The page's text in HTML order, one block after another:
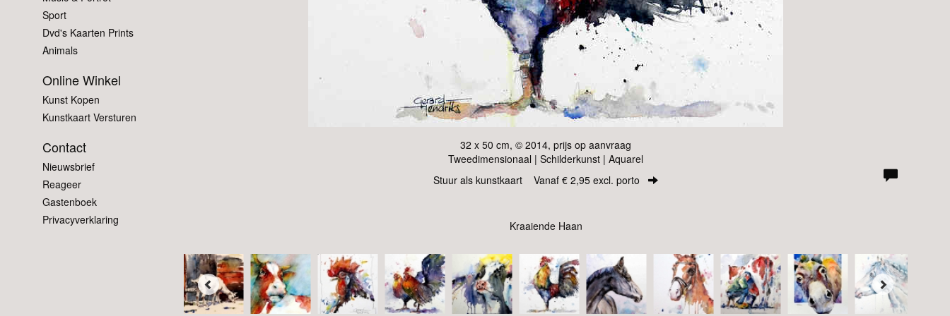
32 x 50 cm, © 2014, prijs op aanvraag
Tweedimensionaal | Schilderkunst | Aquarel
Stuur als kunstkaart Vanaf € 2,95 excl. porto
Kraaiende Haan
Sport
Dvd's Kaarten Prints
Animals
Online Winkel
Kunst Kopen
Kunstkaart Versturen
Contact
Nieuwsbrief
Reageer
Gastenboek
Privacyverklaring